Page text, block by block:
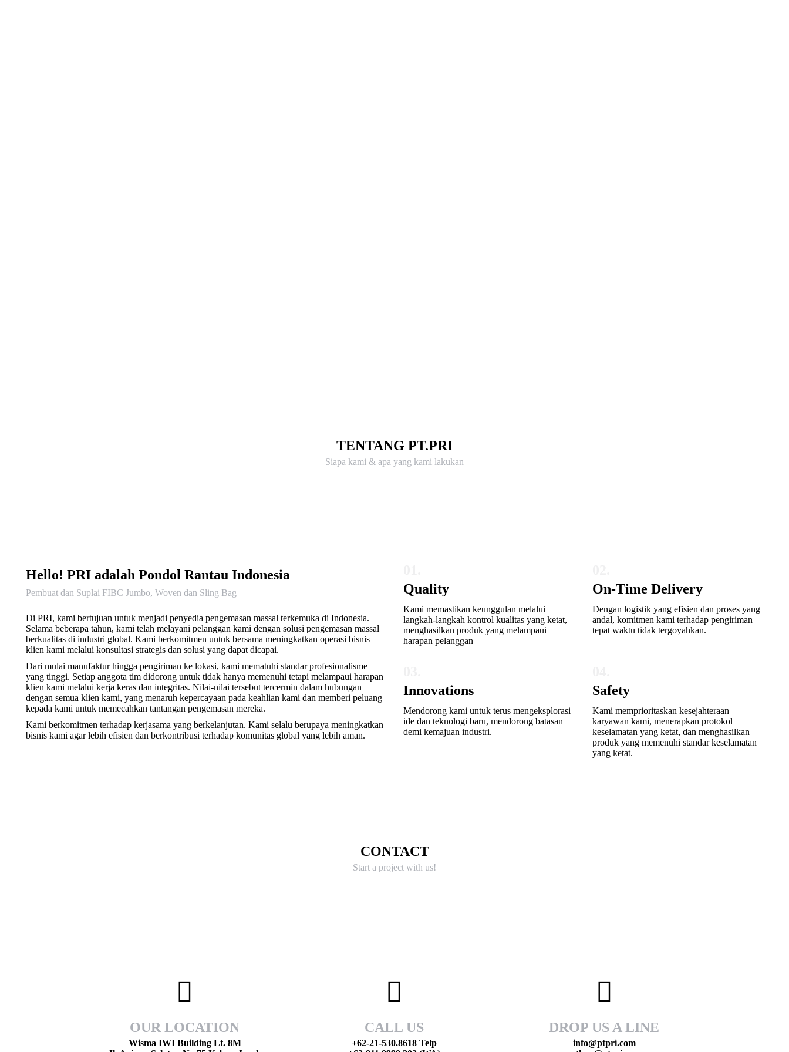
TENTANG PT.PRI
Siapa kami & apa yang kami lakukan
Hello! PRI adalah Pondol Rantau Indonesia
Pembuat dan Suplai FIBC Jumbo, Woven dan Sling Bag
Di PRI, kami bertujuan untuk menjadi penyedia pengemasan massal terkemuka di Indonesia.
Selama beberapa tahun, kami telah melayani pelanggan kami dengan solusi pengemasan massal
berkualitas di industri global. Kami berkomitmen untuk bersama meningkatkan operasi bisnis
klien kami melalui konsultasi strategis dan solusi yang dapat dicapai.
Dari mulai manufaktur hingga pengiriman ke lokasi, kami mematuhi standar profesionalisme
yang tinggi. Setiap anggota tim didorong untuk tidak hanya memenuhi tetapi melampaui harapan
klien kami melalui kerja keras dan integritas. Nilai-nilai tersebut tercermin dalam hubungan
dengan semua klien kami, yang menaruh kepercayaan pada keahlian kami dan memberi peluang
kepada kami untuk memecahkan tantangan pengemasan mereka.
Kami berkomitmen terhadap kerjasama yang berkelanjutan. Kami selalu berupaya meningkatkan
bisnis kami agar lebih efisien dan berkontribusi terhadap komunitas global yang lebih aman.
Quality
Kami memastikan keunggulan melalui
langkah-langkah kontrol kualitas yang ketat,
menghasilkan produk yang melampaui
harapan pelanggan
On-Time Delivery
Dengan logistik yang efisien dan proses yang
andal, komitmen kami terhadap pengiriman
tepat waktu tidak tergoyahkan.
Innovations
Mendorong kami untuk terus mengeksplorasi
ide dan teknologi baru, mendorong batasan
demi kemajuan industri.
Safety
Kami memprioritaskan kesejahteraan
karyawan kami, menerapkan protokol
keselamatan yang ketat, dan menghasilkan
produk yang memenuhi standar keselamatan
yang ketat.
CONTACT
Start a project with us!
OUR LOCATION
Wisma IWI Building Lt. 8M
CALL US
+62-21-530.8618 Telp
DROP US A LINE
info@ptpri.com